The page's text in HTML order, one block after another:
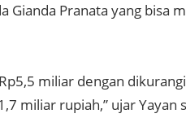
Gianda Pranata yang bisa
miliar dengan
miliar rupiah,” ujar Yayan